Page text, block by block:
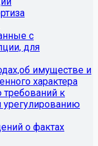
с
для
имуществе и
характера
к
о фактах